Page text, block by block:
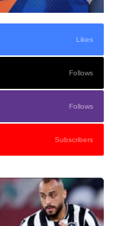
Likes
Follows
Follows
Subscribers